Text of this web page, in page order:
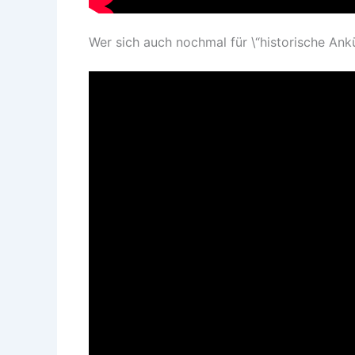
Wer sich auch nochmal für \“historische